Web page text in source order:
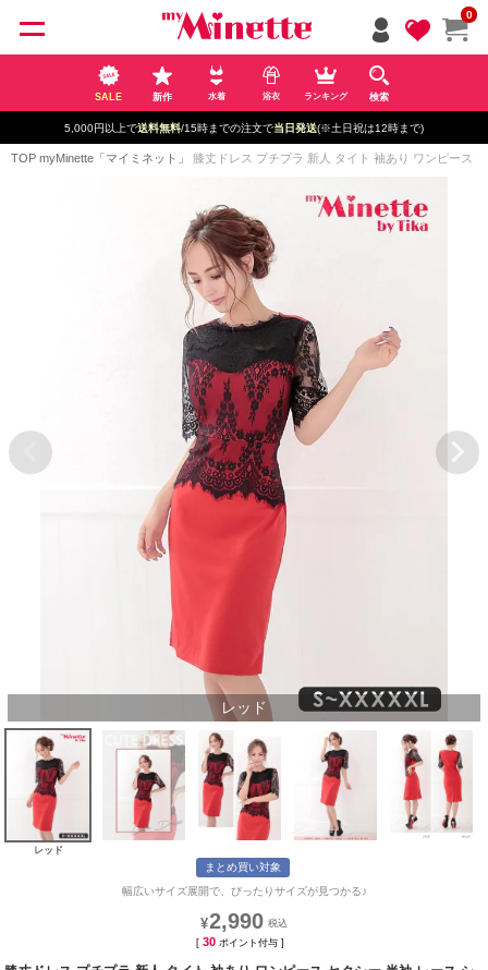
0
SALE 新作 水着 浴衣 ランキング 検索
5,000円以上で送料無料/15時までの注文で当日発送(※土日祝は12時まで)
TOP myMinette「マイミネット」 膝丈ドレス プチプラ 新人 タイト 袖あり ワンピース
レッド
レッド
まとめ買い対象
幅広いサイズ展開で、ぴったりサイズが見つかる♪
¥2,990
[ 30 ポイント付与 ]
ペー
ジト
ップ